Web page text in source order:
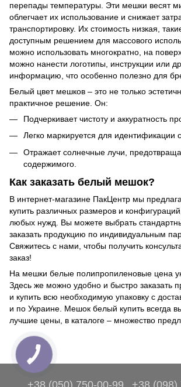
перепады температуры. Эти мешки весят
облегчает их использование и снижает
транспортировку. Их стоимость низкая,
доступным решением для массового
можно использовать многократно, на
можно нанести логотипы, инструкции или
информацию, что особенно полезно для
Белый цвет мешков – это не только
практичное решение. Он:
Подчеркивает чистоту и аккуратность
Легко маркируется для идентификации
Отражает солнечные лучи,
содержимого.
Как заказать белый мешок?
В интернет-магазине ПакЦентр мы
купить различных размеров и
любых нужд. Вы можете выбрать
заказать продукцию по индивидуальным
Свяжитесь с нами, чтобы получить
заказ!
На мешки белые полипропиленовые цена
Здесь же можно удобно и быстро заказать
и купить всю необходимую упаковку с
и по Украине. Мешок белый купить всегда
лучшие цены, в каталоге – множество